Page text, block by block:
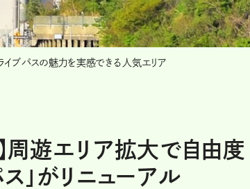
ブパスの魅力を実感できる人気エリア
周遊エリア拡大で自由度
」がリニューアル